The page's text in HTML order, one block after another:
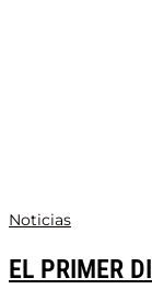
Noticias
EL PRIMER